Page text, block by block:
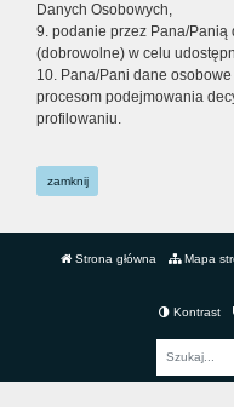
Danych Osobowych,
9. podanie przez Pana/Panią
(dobrowolne) w celu
10. Pana/Pani dane
procesom podejmowania
profilowaniu.
zamknij
Strona główna Mapa
Kontrast